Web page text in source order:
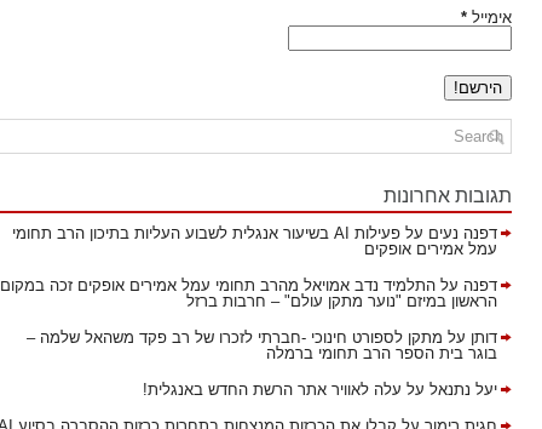
אימייל*
תגובות אחרונות
דפנה נעיםעל
פעילות AI בשיעור אנגלית לשבוע העליות בתיכון הרב תחומי
עמל אמירים אופקים
דפנהעלהתלמיד נדב אמויאל מהרב תחומי עמל אמירים אופקים זכה במקום
הראשון במיזם "נוער מתקן עולם" – חרבות ברזל
דותןעלמתקן לספורט חינוכי -חברתי לזכרו של רב פקד משהאל שלמה –
בוגר בית הספר הרב תחומי ברמלה
יעל נתנאלעלעלה לאוויר אתר הרשת החדש באנגלית!